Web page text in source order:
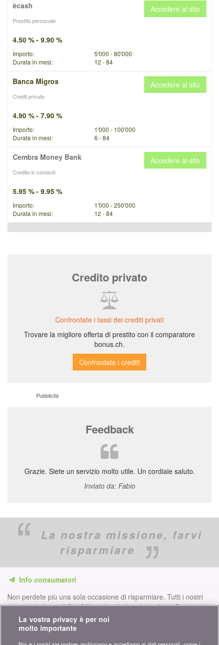
ècash
Prestito personale
4.50 % - 9.90 %
Importo:
Durata in mesi:
5'000 - 80'000
12 - 84
Accedere al sito
Banca Migros
Credit privato
4.90 % - 7.90 %
Importo:
Durata in mesi:
1'000 - 100'000
6 - 84
Accedere al sito
Cembra Money Bank
Credito in contanti
5.95 % - 9.95 %
Importo:
Durata in mesi:
1'000 - 250'000
12 - 84
Accedere al sito
Credito privato
Confrontate i tassi dei crediti privati
Trovare la migliore offerta di prestito con il comparatore
bonus.ch.
Pubblicità
Feedback
Grazie. Siete un servizio molto utile. Un cordiale saluto.
Inviato da: Fabio
La nostra missione, farvi
risparmiare
Info consumatori
Non perdete più una sola occasione di risparmiare. Tutti i nostri
comparatori, consigli e dritte nei settori assicurazione, finanze,
prodotti di consumo e molto altro ancora per voi...
Iscriversi alla nostra newsletter
La vostra privacy è per noi
molto importante